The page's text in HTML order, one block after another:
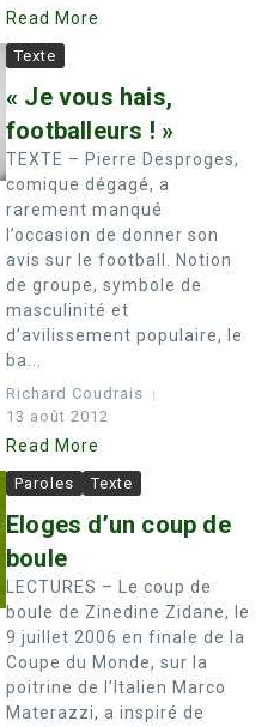
Read More
Texte
« Je vous hais,
footballeurs ! »
TEXTE – Pierre Desproges,
comique dégagé, a
rarement manqué
l’occasion de donner son
avis sur le football. Notion
de groupe, symbole de
masculinité et
d’avilissement populaire, le
ba...
Richard Coudrais
13 août 2012
Read More
Paroles Texte
Eloges d’un coup de
boule
LECTURES – Le coup de
boule de Zinedine Zidane, le
9 juillet 2006 en finale de la
Coupe du Monde, sur la
poitrine de l’Italien Marco
Materazzi, a inspiré de